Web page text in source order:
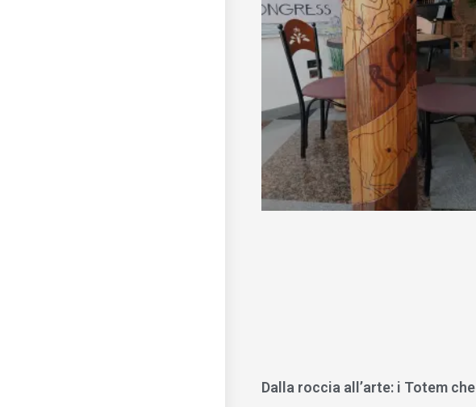
Dalla roccia all’arte: i Totem che